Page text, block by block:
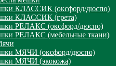
КЛАССИК (оксфорд/дюспо)
КЛАССИК (грета)
РЕЛАКС (оксфорд/дюспо)
РЕЛАКС (мебельные ткани)
МЯЧИ (оксфорд/дюспо)
МЯЧИ (экокожа)